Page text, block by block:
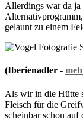
Allerdings war da ja
gelaunt zu einem
(Iberienadler -
Als wir in die Hütte
Fleisch für die
scheinbar schon auf